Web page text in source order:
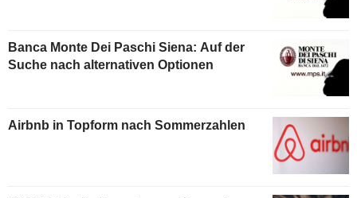
Banca Monte Dei Paschi Siena: Auf der
Suche nach alternativen Optionen
Airbnb in Topform nach Sommerzahlen